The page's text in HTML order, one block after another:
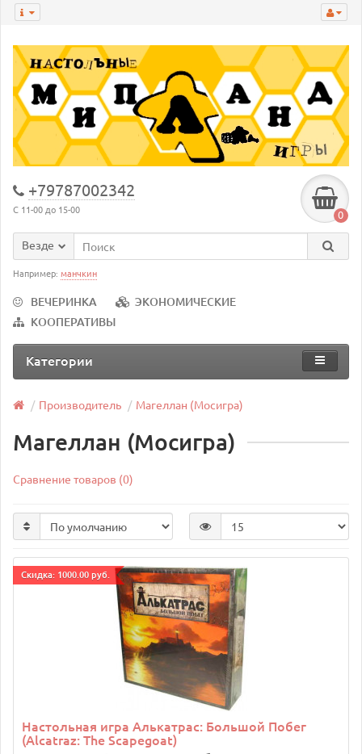
+79787002342
С 11-00 до 15-00 0
Везде
Например: манчкин
ВЕЧЕРИНКА
ЭКОНОМИЧЕСКИЕ
КООПЕРАТИВЫ
Категории
Производитель Магеллан (Мосигра)
Магеллан (Мосигра)
Сравнение товаров (0)
Cкидка: 1000.00 руб.
Настольная игра Алькатрас: Большой Побег
(Alcatraz: The Scapegoat)